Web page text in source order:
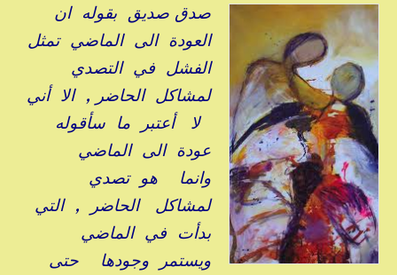
صدق صديق بقوله ان
العودة الى الماضي تمثل
الفشل في التصدي
لمشاكل الحاضر , الا أني
لا أعتبر ما سأقوله
عودة الى الماضي
وانما هو تصدي
لمشاكل الحاضر , التي
بدأت في الماضي
ويستمر وجودها حتى